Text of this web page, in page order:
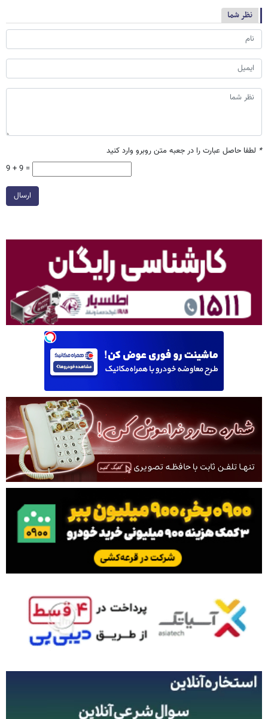
نظر شما
* لطفا حاصل عبارت را در جعبه متن روبرو وارد کنید
9 + 9 =
ارسال